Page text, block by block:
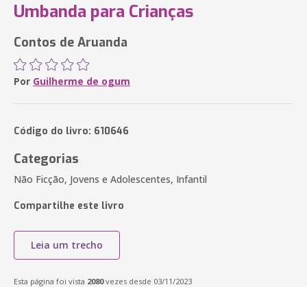
Umbanda para Crianças
Contos de Aruanda
Por Guilherme de ogum
Código do livro: 610646
Categorias
Não Ficção, Jovens e Adolescentes, Infantil
Compartilhe este livro
Leia um trecho
Esta página foi vista 2080vezes desde 03/11/2023